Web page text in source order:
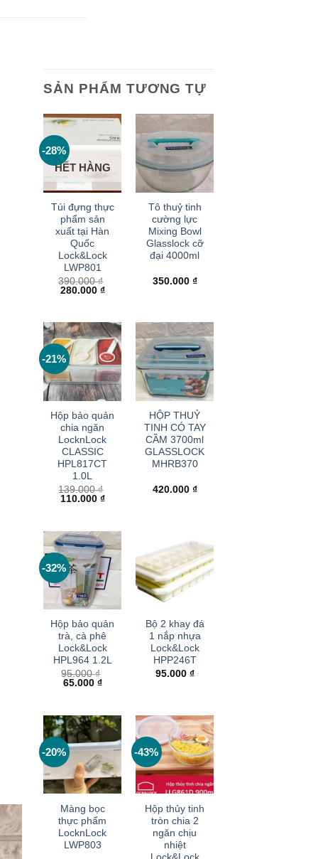
SẢN PHẨM TƯƠNG TỰ
-28%
HẾT HÀNG
Túi đựng thực
phẩm sản
xuất tại Hàn
Quốc
Lock&Lock
LWP801
390.000₫
Giá
280.000 ₫Giá
280.000 ₫.
Tô thuỷ tinh
cường lực
Mixing Bowl
Glasslock cỡ
đại 4000ml
350.000 ₫
-21%
+
Hộp bảo quản
chia ngăn
LocknLock
CLASSIC
HPL817CT
1.0L
139.000₫
Giá
110.000 ₫Giá
110.000 ₫.
+
HỘP THUỶ
TINH CÓ TAY
CẦM 3700ml
GLASSLOCK
MHRB370
420.000 ₫
-32%
+
Hộp bảo quản
trà, cà phê
Lock&Lock
HPL964 1.2L
95.000₫
Giá
65.000 ₫Giá
65.000 ₫.
+
Bộ 2 khay đá
1 nắp nhựa
Lock&Lock
HPP246T
95.000 ₫
-20%
+
Màng bọc
thực phẩm
LocknLock
LWP803
-43%
Hộp thủy tinh
tròn chia 2
ngăn chịu
nhiệt
Lock&Lock